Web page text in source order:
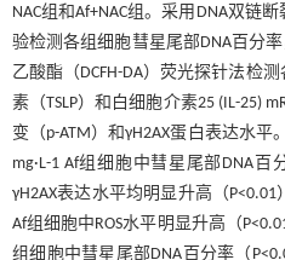
NAC组和Af+NAC组。采用DNA双链
验检测各组细胞彗星尾部DNA百分
乙酸酯（DCFH-DA）荧光探针法检
素（TSLP）和白细胞介素25 (IL-25)
变（p-ATM）和γH2AX蛋白表达水
mg·L-1 Af组细胞中彗星尾部DNA百
γH2AX表达水平均明显升高（P<0.01
Af组细胞中ROS水平明显升高（
组细胞中彗星尾部DNA百分率（